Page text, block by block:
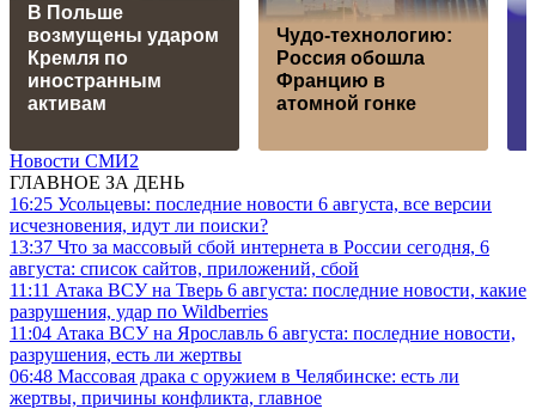
В Польше
возмущены ударом
Кремля по
иностранным
активам
Чудо-технологию:
Россия обошла
Францию в
атомной гонке
Новости СМИ2
ГЛАВНОЕ ЗА ДЕНЬ
16:25 Усольцевы: последние новости 6 августа, все версии
исчезновения, идут ли поиски?
13:37 Что за массовый сбой интернета в России сегодня, 6
августа: список сайтов, приложений, сбой
11:11 Атака ВСУ на Тверь 6 августа: последние новости, какие
разрушения, удар по Wildberries
11:04 Атака ВСУ на Ярославль 6 августа: последние новости,
разрушения, есть ли жертвы
06:48 Массовая драка с оружием в Челябинске: есть ли
жертвы, причины конфликта, главное